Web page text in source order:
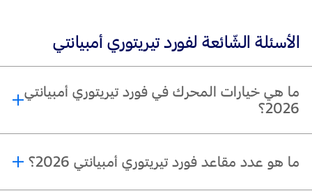
الأسئلة الشّائعة لفورد تيريتوري أمبيانتي
ما هي خيارات المحرك في فورد تيريتوري أمبيانتي
2026؟
مقترنًا بناقل حركة أوتوماتيكي بـ7 سرعات، بقوة 190 حصانًا وعزم دوران 320 نيوتن متر.
ما هو عدد مقاعد فورد تيريتوري أمبيانتي 2026؟